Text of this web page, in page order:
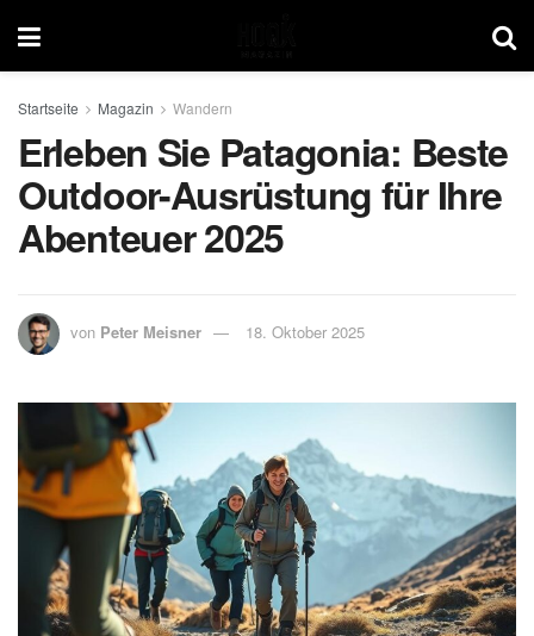
Startseite Magazin Wandern
Erleben Sie Patagonia: Beste
Outdoor-Ausrüstung für Ihre
Abenteuer 2025
von Peter Meisner 18. Oktober 2025